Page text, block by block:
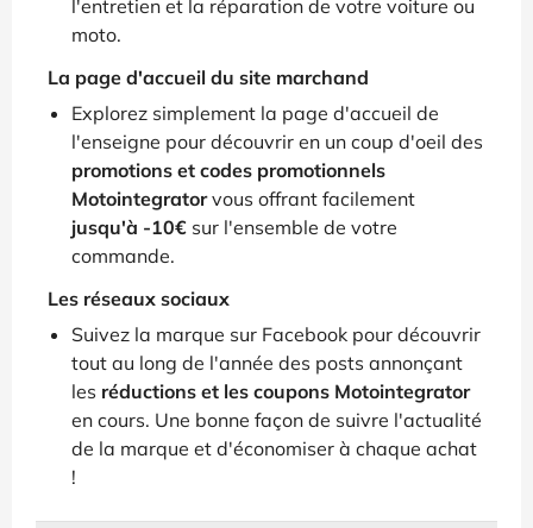
l'entretien et la réparation de votre voiture ou
moto.
La page d'accueil du site marchand
Explorez simplement la page d'accueil de
l'enseigne pour découvrir en un coup d'oeil des
promotions et codes promotionnels
Motointegratorvous offrant facilement
jusqu'à -10€ sur l'ensemble de votre
commande.
Les réseaux sociaux
Suivez la marque sur Facebook pour découvrir
tout au long de l'année des posts annonçant
les réductions et les coupons Motointegrator
en cours. Une bonne façon de suivre l'actualité
de la marque et d'économiser à chaque achat
!